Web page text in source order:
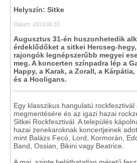
Helyszín: Sitke
Dátum: 2013.08.31.
Augusztus 31-én huszonhetedik
érdeklődőket a sitkei Hercseg-
rajongók legnépszerűbb megyei
meg. A koncerten színpadra lép a
Happy, a Karak, a Zorall, a
és a Hooligans.
Egy klasszikus hangulatú rockfesztivál
megmentésére és az igazi hazai
Sitkei Rockfesztivál. A település
hazai zenekaroknak koncertjeinek
mint Balázs Fecó, Lord, Kormorán,
Band, Ossian, Bikini vagy Beatrice.